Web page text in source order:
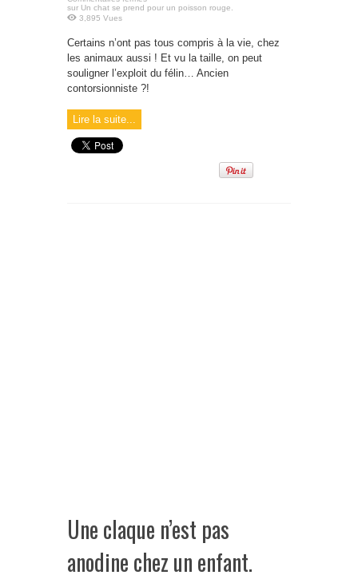
sur Un chat se prend pour un poisson rouge.
3,895 Vues
Certains n’ont pas tous compris à la vie, chez
les animaux aussi ! Et vu la taille, on peut
souligner l’exploit du félin… Ancien
contorsionniste ?!
Lire la suite...
Une claque n’est pas
anodine chez un enfant.